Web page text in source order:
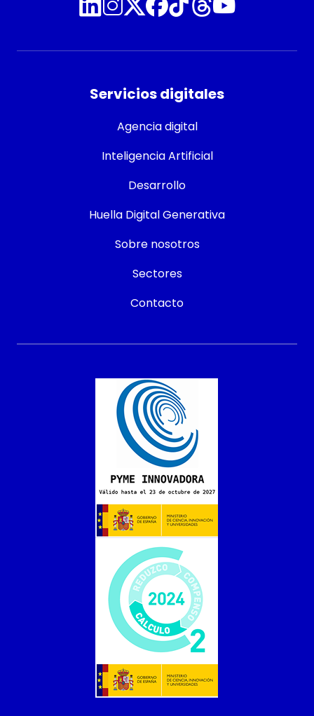
Servicios digitales
Agencia digital
Inteligencia Artificial
Desarrollo
Huella Digital Generativa
Sobre nosotros
Sectores
Contacto